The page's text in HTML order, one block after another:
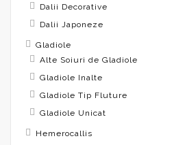
Dalii Decorative
Dalii Japoneze
Gladiole
Alte Soiuri de Gladiole
Gladiole Inalte
Gladiole Tip Fluture
Gladiole Unicat
Hemerocallis